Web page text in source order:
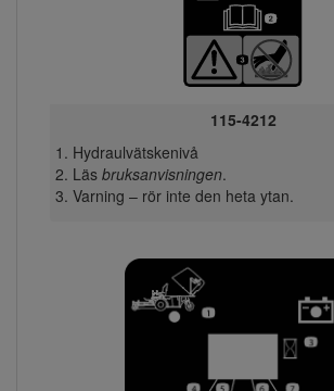
115-4212
Hydraulvätskenivå
Läs bruksanvisningen.
Varning – rör inte den heta ytan.